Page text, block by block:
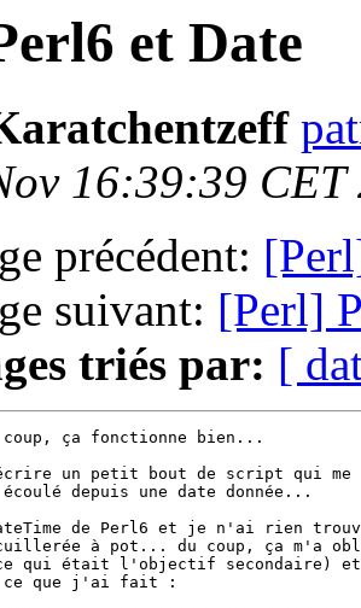
et Date
16:39:39 CET
précédent:
suivant: [Perl]
triés par: [
ça fonctionne bien...
un petit bout de script qui me
depuis une date donnée...
de Perl6 et je n'ai rien
cuillerée à pot... du coup, ça m'a
qui était l'objectif secondaire)
ce que j'ai fait :